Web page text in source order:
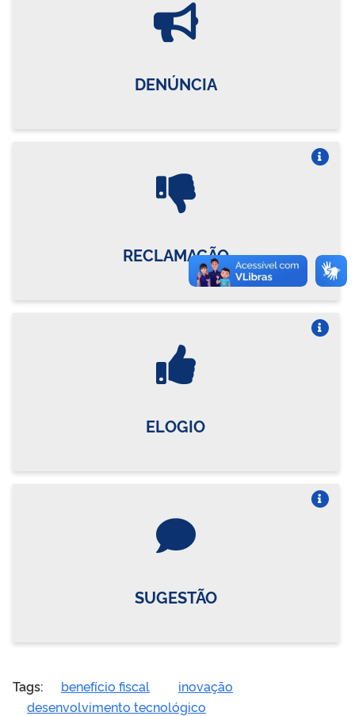
DENÚNCIA
RECLAMAÇÃO
ELOGIO
SUGESTÃO
Tags: benefício fiscal
inovação
desenvolvimento tecnológico